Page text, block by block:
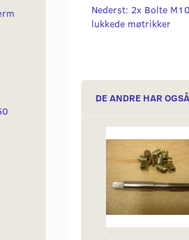
Nederst: 2x Bolte
lukkede møtrikker
DE ANDRE HAR